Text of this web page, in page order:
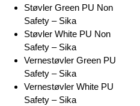
Støvler Green PU Non
Safety – Sika
Støvler White PU Non
Safety – Sika
Vernestøvler Green PU
Safety – Sika
Vernestøvler White PU
Safety – Sika